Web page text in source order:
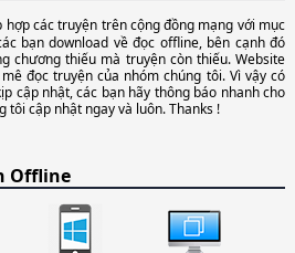
các truyện trên cộng đồng mạng với mục
bạn download về đọc offline, bên cạnh đó
chương thiếu mà truyện còn thiếu. Website
đọc truyện của nhóm chúng tôi. Vì vậy có
cập nhật, các bạn hãy thông báo nhanh cho
tôi cập nhật ngay và luôn. Thanks !
Offline